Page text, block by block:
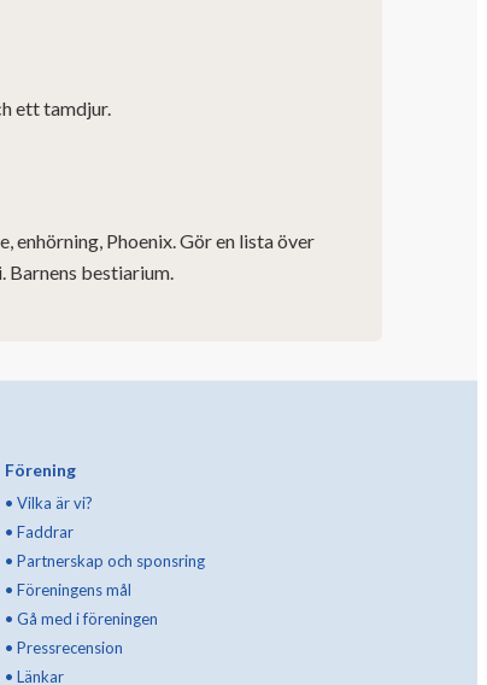
ett tamdjur.
enhörning, Phoenix. Gör en lista över
Barnens bestiarium.
Förening
• Vilka är vi?
• Faddrar
• Partnerskap och sponsring
• Föreningens mål
• Gå med i föreningen
• Pressrecension
• Länkar